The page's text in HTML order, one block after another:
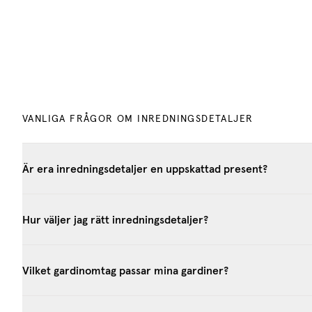
VANLIGA FRÅGOR OM INREDNINGSDETALJER
Är era inredningsdetaljer en uppskattad present?
Hur väljer jag rätt inredningsdetaljer?
Vilket gardinomtag passar mina gardiner?